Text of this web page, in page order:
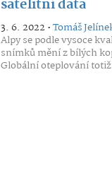
satelitní data
3. 6. 2022 •Tomáš
Alpy se podle vysoce
snímků mění z bílých
Globální oteplování